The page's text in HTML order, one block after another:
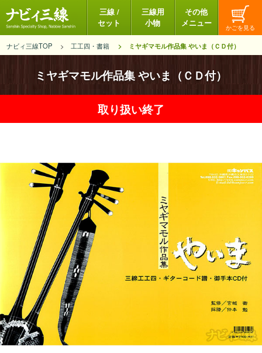
三線 /
セット
三線用
小物
その他
メニュー
ナビィ三線TOP 工工四・書籍 ミヤギマモル作品集 やいま（ＣＤ付）
ミヤギマモル作品集 やいま（ＣＤ付）